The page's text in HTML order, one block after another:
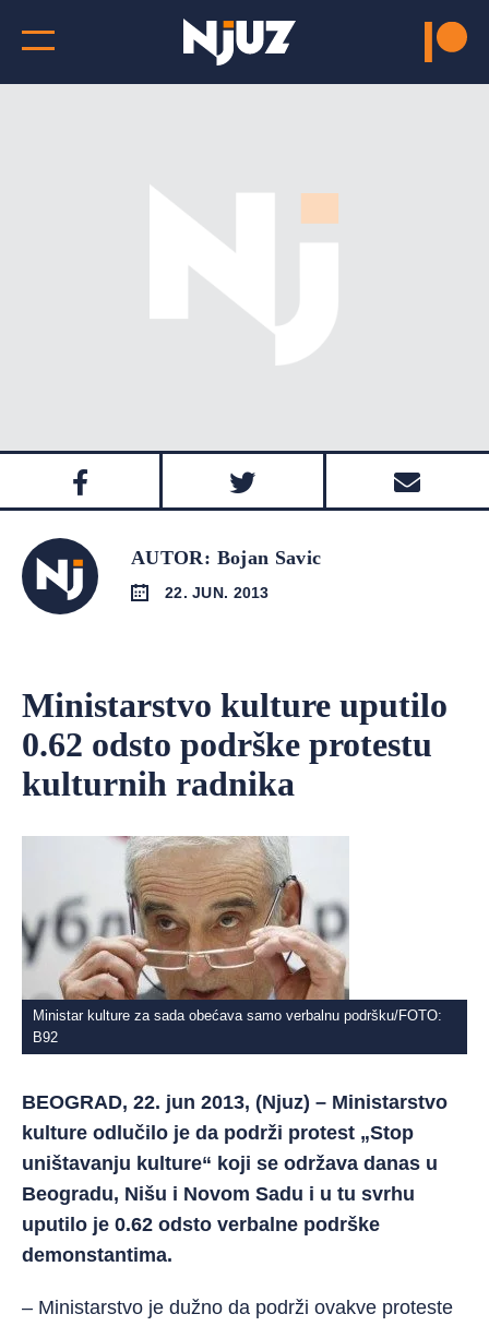
AUTOR: Bojan Savic
22. JUN. 2013
Ministarstvo kulture uputilo
0.62 odsto podrške protestu
kulturnih radnika
Ministar kulture za sada obećava samo verbalnu podršku/FOTO:
B92
BEOGRAD, 22. jun 2013, (Njuz) – Ministarstvo
kulture odlučilo je da podrži protest „Stop
uništavanju kulture“ koji se održava danas u
Beogradu, Nišu i Novom Sadu i u tu svrhu
uputilo je 0.62 odsto verbalne podrške
demonstantima.
– Ministarstvo je dužno da podrži ovakve proteste